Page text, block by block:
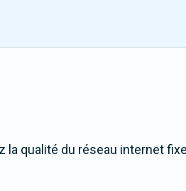
qualité du réseau internet